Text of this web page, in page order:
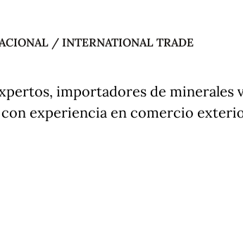
/ INTERNATIONAL TRADE
importadores de minerales
experiencia en comercio